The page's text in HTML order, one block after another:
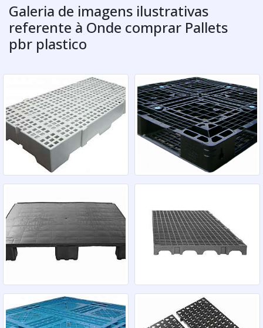
Galeria de imagens ilustrativas
referente à Onde comprar Pallets
pbr plastico